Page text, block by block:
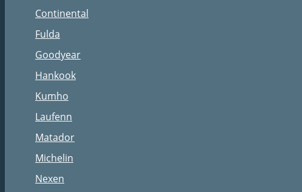
Continental
Fulda
Goodyear
Hankook
Kumho
Laufenn
Matador
Michelin
Nexen